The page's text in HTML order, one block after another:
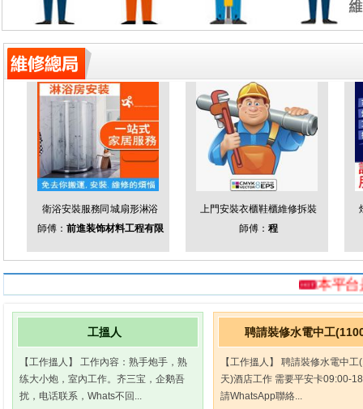
衛浴安裝服務同城扇形淋浴
師傅： 前進装饰材料工程有限
上門安裝衣櫃鞋櫃維修拆裝
師傅：程
本平台是免費
工搵人
【工作搵人】 工作內容：熟手炮手，熟
练大小炮，室內工作。齐三宝，企鹅吾
扰，电话联系，Whats不回...
聘請裝修水電中工
【工作搵人】 聘請裝修水電中
天)酒店工作 需要平安卡09:00-
請WhatsApp聯絡...